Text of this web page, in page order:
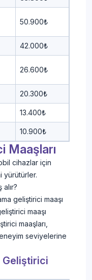
50.900₺
42.000₺
26.600₺
20.300₺
13.400₺
10.900₺
Maaşları
cihazlar için
yürütürler.
geliştirici maaşı
maaşı
maaşları,
seviyelerine
Geliştirici